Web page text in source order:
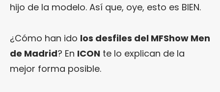
hijo de la modelo. Así que, oye, esto es BIEN.
¿Cómo han ido los desfiles del MFShow Men
de Madrid? En ICON te lo explican de la
mejor forma posible.